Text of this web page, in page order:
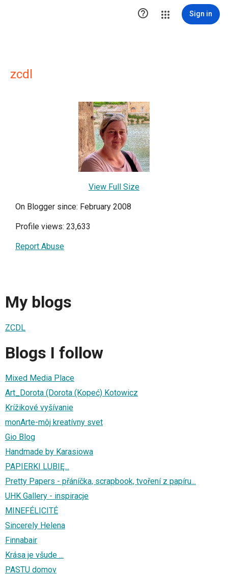
 Sign in
zcdl
View Full Size
On Blogger since: February 2008
Profile views: 23,633
Report Abuse
My blogs
ZCDL
Blogs I follow
Mixed Media Place
Art_Dorota (Dorota (Kopeć) Kotowicz
Krížikové vyšívanie
monArte-môj kreatívny svet
Gio Blog
Handmade by Karasiowa
PAPIERKI LUBIĘ...
Pretty Papers - přáníčka, scrapbook, tvoření z papíru...
UHK Gallery - inspiracje
MINEFÉLICITÉ
Sincerely Helena
Finnabair
Krása je všude ...
PASTU domov